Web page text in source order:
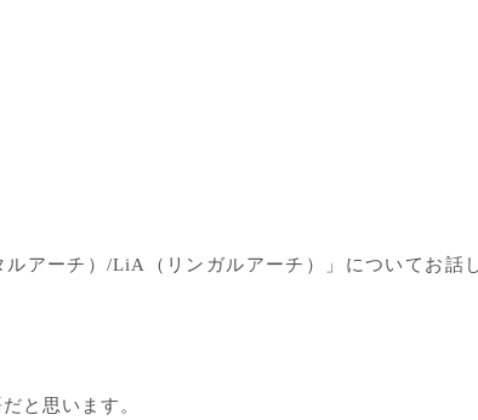
アーチ）/LiA（リンガルアーチ）」についてお話
と思います。